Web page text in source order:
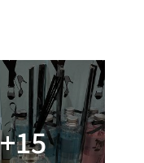
+15